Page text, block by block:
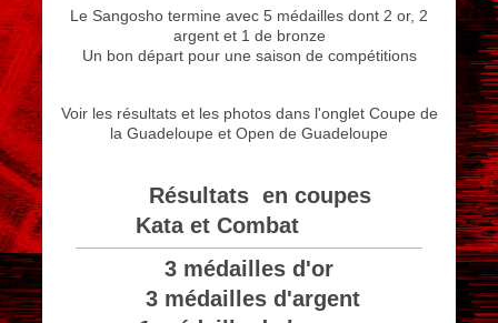
Le Sangosho termine avec 5 médailles dont 2 or, 2
argent et 1 de bronze
Un bon départ pour une saison de compétitions
Voir les résultats et les photos dans l'onglet Coupe de
la Guadeloupe et Open de Guadeloupe
Résultats en coupes
Kata et Combat
3 médailles d'or
3 médailles d'argent